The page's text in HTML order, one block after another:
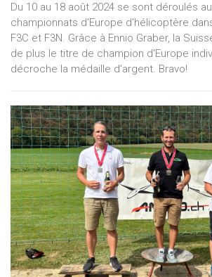
Du 10 au 18 août 2024 se sont déroulés
championnats d'Europe d'hélicoptère
F3C et F3N. Grâce à Ennio Graber, la
de plus le titre de champion d'Europe
décroche la médaille d'argent. Bravo!